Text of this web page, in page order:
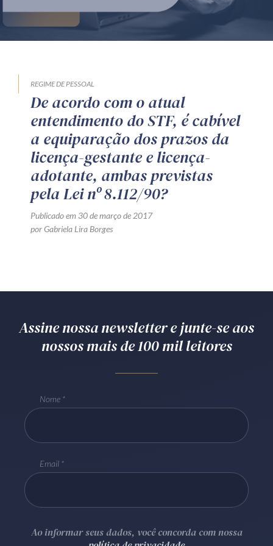
Produtos e serviços
Orientação por Escrito
Mentoria Zênite
Capacitação
Zênite Online
Eventos presenciais
Zênite in Company
Av. Sete de Setembro, 4698
Batel Curitiba/PR CEP 80240-000
REGIME DE PESSOAL
De acordo com o atual
entendimento do STF, é cabível
a equiparação dos prazos da
licença-gestante e licença-
adotante, ambas previstas
pela Lei nº 8.112/90?
Publicado em 30 de março de 2017
por Gabriela Lira Borges
Assine nossa newsletter e junte-se aos
nossos mais de 100 mil leitores
Nome
Email
Ao informar seus dados, você concorda com nossa